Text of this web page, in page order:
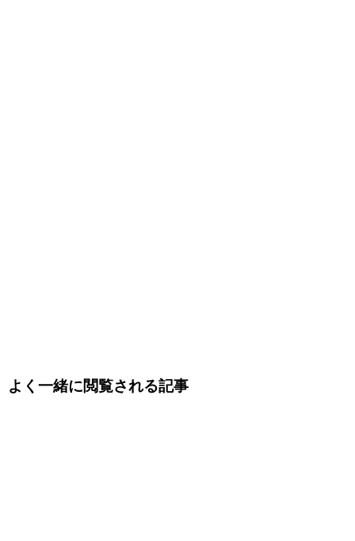
よく一緒に閲覧される記事